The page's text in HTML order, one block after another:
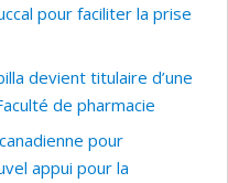
pour faciliter la prise
devient titulaire d’une
de pharmacie
pour
appui pour la